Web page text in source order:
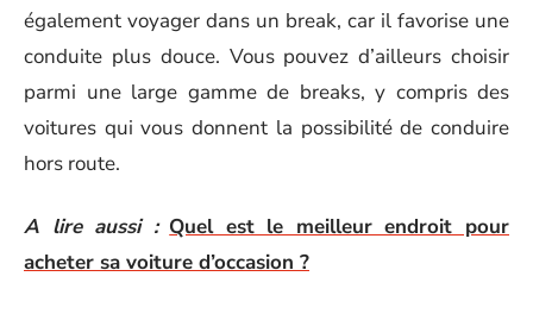
également voyager dans un break, car il favorise une
conduite plus douce. Vous pouvez d’ailleurs choisir
parmi une large gamme de breaks, y compris des
voitures qui vous donnent la possibilité de conduire
hors route.
A lire aussi : Quel est le meilleur endroit pour
acheter sa voiture d’occasion ?